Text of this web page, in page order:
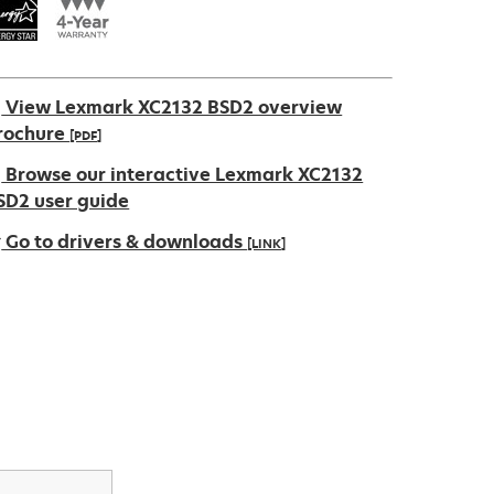
View Lexmark XC2132 BSD2 overview
[PDF]
Browse our interactive Lexmark XC2132
user guide
Go to drivers & downloads [LINK]